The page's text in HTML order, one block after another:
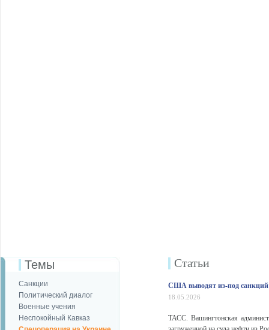
Темы
Санкции
Политический диалог
Военные учения
Неспокойный Кавказ
Статьи
США выводят из-под санкций
18.05.2026
ТАСС. Вашингтонская